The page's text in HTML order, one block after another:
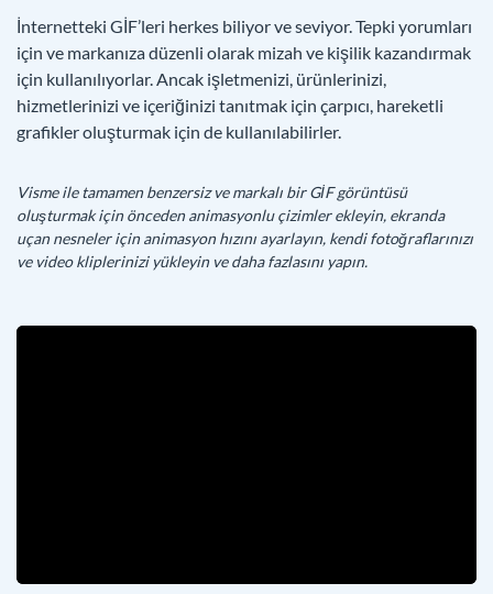
İnternetteki GİF’leri herkes biliyor ve seviyor. Tepki yorumları
için ve markanıza düzenli olarak mizah ve kişilik kazandırmak
için kullanılıyorlar. Ancak işletmenizi, ürünlerinizi,
hizmetlerinizi ve içeriğinizi tanıtmak için çarpıcı, hareketli
grafikler oluşturmak için de kullanılabilirler.
Visme ile tamamen benzersiz ve markalı bir GİF görüntüsü
oluşturmak için önceden animasyonlu çizimler ekleyin, ekranda
uçan nesneler için animasyon hızını ayarlayın, kendi fotoğraflarınızı
ve video kliplerinizi yükleyin ve daha fazlasını yapın.